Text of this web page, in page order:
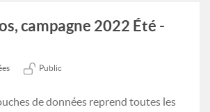
campagne 2022 Été -
Public
de données reprend toutes les